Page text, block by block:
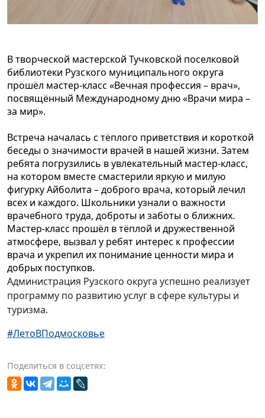
В творческой мастерской Тучковской поселковой
библиотеки Рузского муниципального округа
прошёл мастер-класс «Вечная профессия – врач»,
посвящённый Международному дню «Врачи мира –
за мир».
Встреча началась с тёплого приветствия и короткой
беседы о значимости врачей в нашей жизни. Затем
ребята погрузились в увлекательный мастер-класс,
на котором вместе смастерили яркую и милую
фигурку Айболита – доброго врача, который лечил
всех и каждого. Школьники узнали о важности
врачебного труда, доброты и заботы о ближних.
Мастер-класс прошёл в тёплой и дружественной
атмосфере, вызвал у ребят интерес к профессии
врача и укрепил их понимание ценности мира и
добрых поступков.
Администрация Рузского округа успешно реализует
программу по развитию услуг в сфере культуры и
туризма.
#ЛетоВПодмосковье
Поделиться в соцсетях: